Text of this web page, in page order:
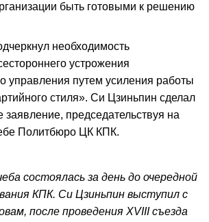
быть готовыми к решению
необходимость
устрожения
управления путем усиления работы
стиля». Си Цзиньпин сделал
заявление, председательствуя на
Политбюро ЦК КПК.
состоялась за день до очередной
КПК. Си Цзиньпин выступил с
после проведения XVIII съезда